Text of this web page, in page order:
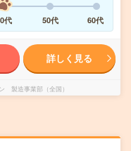
代 50代 60代
詳しく見る
製造事業部（全国）